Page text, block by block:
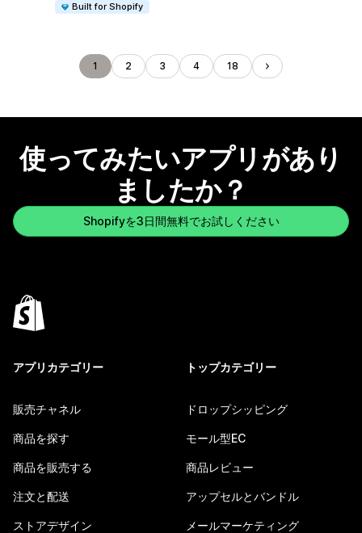
Built for Shopify
1 2 3 4 18
使ってみたいアプリがあり
ましたか？
Shopifyを3日間無料でお試しください
アプリカテゴリー
販売チャネル
商品を探す
商品を販売する
注文と配送
ストアデザイン
トップカテゴリー
ドロップシッピング
モール型EC
商品レビュー
アップセルとバンドル
メールマーケティング